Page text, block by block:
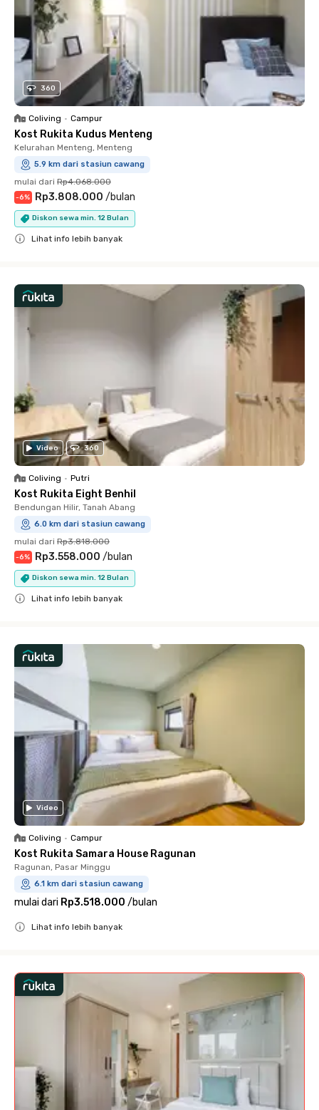
360
Coliving • Campur
Kost Rukita Kudus Menteng
Kelurahan Menteng, Menteng
5.9 km dari stasiun cawang
mulai dari Rp4.068.000
-6% Rp3.808.000 /bulan
Diskon sewa min. 12 Bulan
Lihat info lebih banyak
Video 360
Coliving • Putri
Kost Rukita Eight Benhil
Bendungan Hilir, Tanah Abang
6.0 km dari stasiun cawang
mulai dari Rp3.818.000
-6% Rp3.558.000 /bulan
Diskon sewa min. 12 Bulan
Lihat info lebih banyak
Video
Coliving • Campur
Kost Rukita Samara House Ragunan
Ragunan, Pasar Minggu
6.1 km dari stasiun cawang
mulai dari Rp3.518.000 /bulan
Lihat info lebih banyak